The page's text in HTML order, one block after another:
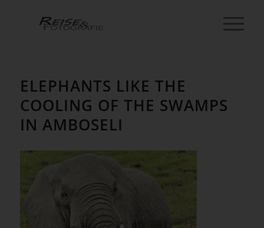
ELEPHANTS LIKE THE
COOLING OF THE SWAMPS
IN AMBOSELI